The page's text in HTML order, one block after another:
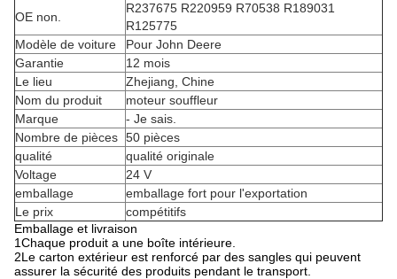
OE non.
R237675 R220959 R70538 R189031
R125775
Modèle de voiture
Pour John Deere
Garantie
12 mois
Le lieu
Zhejiang, Chine
Nom du produit
moteur souffleur
Marque
- Je sais.
Nombre de pièces 50 pièces
qualité
qualité originale
Voltage
24 V
emballage
emballage fort pour l'exportation
Le prix
compétitifs
Emballage et livraison
1Chaque produit a une boîte intérieure.
2Le carton extérieur est renforcé par des sangles qui peuvent
assurer la sécurité des produits pendant le transport.